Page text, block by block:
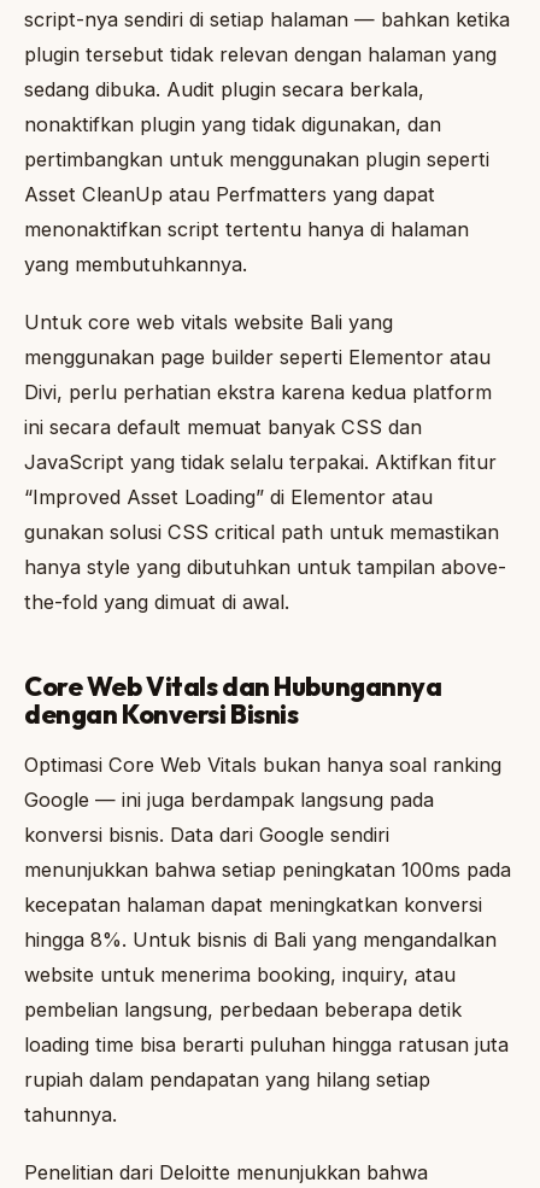
script-nya sendiri di setiap halaman — bahkan ketika
plugin tersebut tidak relevan dengan halaman yang
sedang dibuka. Audit plugin secara berkala,
nonaktifkan plugin yang tidak digunakan, dan
pertimbangkan untuk menggunakan plugin seperti
Asset CleanUp atau Perfmatters yang dapat
menonaktifkan script tertentu hanya di halaman
yang membutuhkannya.
Untuk core web vitals website Bali yang
menggunakan page builder seperti Elementor atau
Divi, perlu perhatian ekstra karena kedua platform
ini secara default memuat banyak CSS dan
JavaScript yang tidak selalu terpakai. Aktifkan fitur
“Improved Asset Loading” di Elementor atau
gunakan solusi CSS critical path untuk memastikan
hanya style yang dibutuhkan untuk tampilan above-
the-fold yang dimuat di awal.
Core Web Vitals dan Hubungannya
dengan Konversi Bisnis
Optimasi Core Web Vitals bukan hanya soal ranking
Google — ini juga berdampak langsung pada
konversi bisnis. Data dari Google sendiri
menunjukkan bahwa setiap peningkatan 100ms pada
kecepatan halaman dapat meningkatkan konversi
hingga 8%. Untuk bisnis di Bali yang mengandalkan
website untuk menerima booking, inquiry, atau
pembelian langsung, perbedaan beberapa detik
loading time bisa berarti puluhan hingga ratusan juta
rupiah dalam pendapatan yang hilang setiap
tahunnya.
Penelitian dari Deloitte menunjukkan bahwa